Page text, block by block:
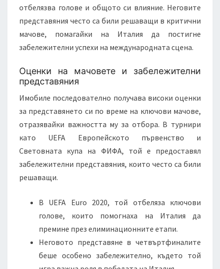
отбелязва голове и общото си влияние. Неговите
представяния често са били решаващи в критични
мачове, помагайки на Италия да постигне
забележителни успехи на международната сцена.
Оценки на мачовете и забележителни
представяния
Имобиле последователно получава високи оценки
за представянето си по време на ключови мачове,
отразявайки важността му за отбора. В турнири
като UEFA Европейското първенство и
Световната купа на ФИФА, той е предоставял
забележителни представяния, които често са били
решаващи.
В UEFA Euro 2020, той отбеляза ключови
голове, които помогнаха на Италия да
премине през елиминационните етапи.
Неговото представяне в четвъртфиналите
беше особено забележително, където той